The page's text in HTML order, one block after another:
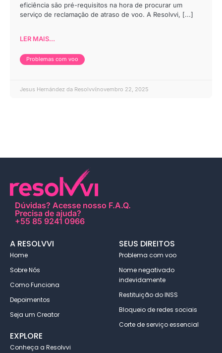
eficiência são pré-requisitos na hora de procurar um
serviço de reclamação de atraso de voo. A Resolvvi, [...]
LER MAIS...
Problemas com voo
Jesus Hernández da Resolvvi novembro 22, 2025
Dúvidas? Acesse nosso F.A.Q.
Precisa de ajuda?
+55 85 9241 0966
A RESOLVVI
Home
Sobre Nós
Como Funciona
Depoimentos
Seja um Creator
SEUS DIREITOS
Problema com voo
Nome negativado
indevidamente
Restituição do INSS
Bloqueio de redes sociais
Corte de serviço essencial
EXPLORE
Conheça a Resolvvi